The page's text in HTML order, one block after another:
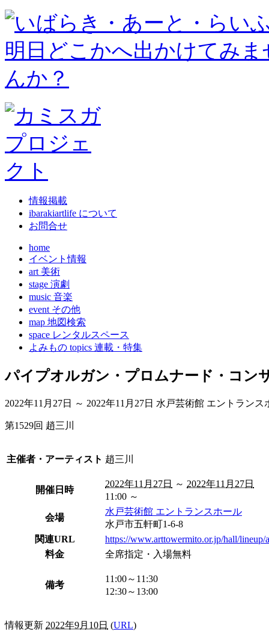
情報掲載
ibarakiartlife について
お問合せ
home
イベント情報
art 美術
stage 演劇
music 音楽
event その他
map 地図検索
space レンタルスペース
よみもの topics 連載・特集
パイプオルガン・プロムナード・コン
2022年11月27日 ～ 2022年11月27日 水戸芸術館 エントランス
第1529回 趙三川
主催者・アーティスト 趙三川
開催日時
2022年11月27日 ～ 2022年11月27日
11:00 ～
会場
水戸芸術館 エントランスホール
水戸市五軒町1-6-8
関連URL
https://www.arttowermito.or.jp/hall/lineup/
料金
全席指定・入場無料
備考
11:00～11:30
12:30～13:00
情報更新 2022年9月10日 (URL)